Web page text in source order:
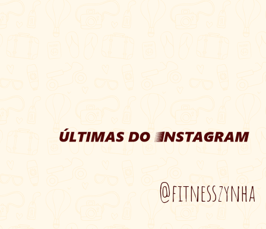
@fitnesszynha